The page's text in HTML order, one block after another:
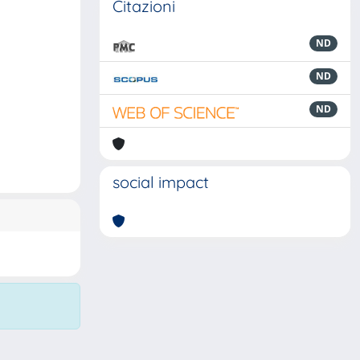
Citazioni
ND
ND
ND
social impact